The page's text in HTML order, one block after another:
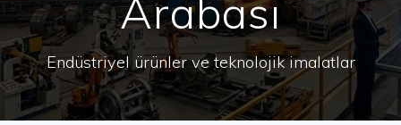
Arabası
Endüstriyel ürünler ve teknolojik imalatlar